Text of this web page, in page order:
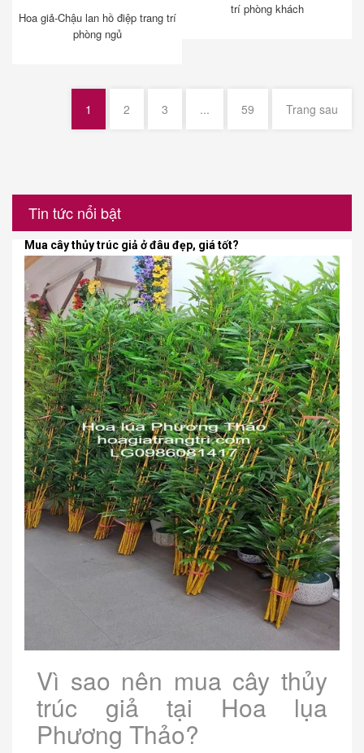
Hoa giả-Chậu lan hồ điệp trang trí
phòng ngủ
trí phòng khách
1 2 3 ... 59 Trang sau
Tin tức nổi bật
Mua cây thủy trúc giả ở đâu đẹp, giá tốt?
Vì sao nên mua cây thủy
trúc giả tại Hoa lụa
Phương Thảo?